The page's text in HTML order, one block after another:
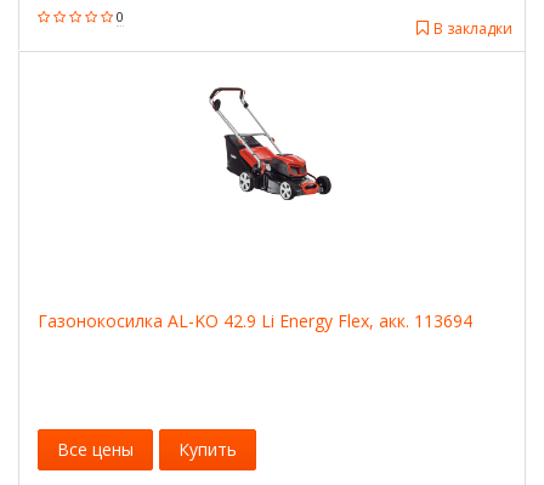
0
В закладки
Газонокосилка AL-KO 42.9 Li Energy Flex, акк. 113694
Все цены Купить